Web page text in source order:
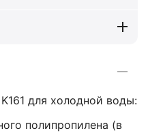
для холодной воды:
полипропилена (в